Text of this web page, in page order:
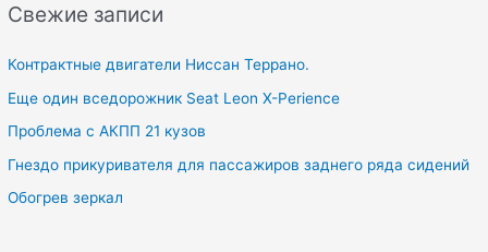
Свежие записи
Контрактные двигатели Ниссан Террано.
Еще один вседорожник Seat Leon X-Perience
Проблема с АКПП 21 кузов
Гнездо прикуривателя для пассажиров заднего ряда сидений
Обогрев зеркал